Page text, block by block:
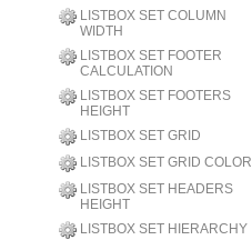
LISTBOX SET COLUMN
WIDTH
LISTBOX SET FOOTER
CALCULATION
LISTBOX SET FOOTERS
HEIGHT
LISTBOX SET GRID
LISTBOX SET GRID COLOR
LISTBOX SET HEADERS
HEIGHT
LISTBOX SET HIERARCHY